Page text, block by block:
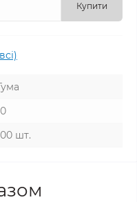
Купити
шт.